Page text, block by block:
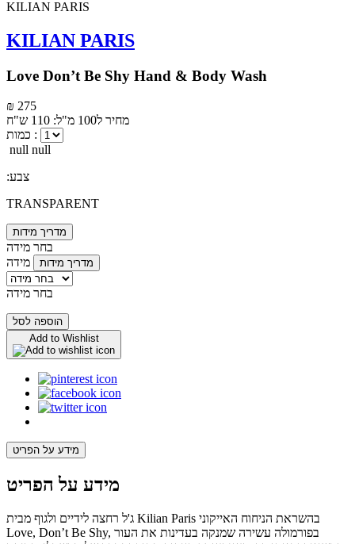
KILIAN PARIS
Love Don’t Be Shy Hand & Body Wash
₪ 275
מחיר ל100 מ"ל: 110 ש"ח
כמות :
null null
:צבע
TRANSPARENT
מדריך מידות
בחר מידה
מידה
מדריך מידות
בחר מידה
הוספה לסל
Add to Wishlist
מידע על הפריט
מידע על הפריט
ג'ל רחצה לידיים ולגוף מבית Kilian Paris בהשראת הניחוח האייקוני
Love, Don’t Be Shy, בפורמולה עשירה שמנקה בעדינות את העור